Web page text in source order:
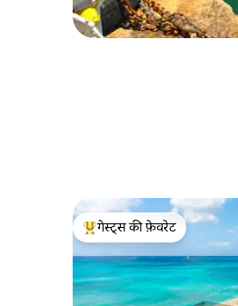
गेस्ट्स का टॉप फ़ेवरेट
गेस्ट्स की फ़ेवरेट